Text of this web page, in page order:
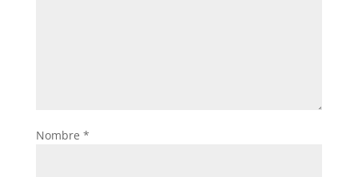
Nombre *